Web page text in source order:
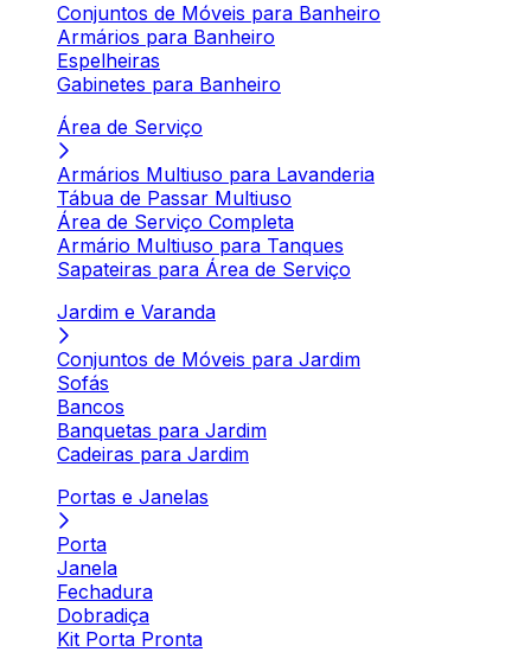
Conjuntos de Móveis para Banheiro
Armários para Banheiro
Espelheiras
Gabinetes para Banheiro
Área de Serviço
Armários Multiuso para Lavanderia
Tábua de Passar Multiuso
Área de Serviço Completa
Armário Multiuso para Tanques
Sapateiras para Área de Serviço
Jardim e Varanda
Conjuntos de Móveis para Jardim
Sofás
Bancos
Banquetas para Jardim
Cadeiras para Jardim
Portas e Janelas
Porta
Janela
Fechadura
Dobradiça
Kit Porta Pronta